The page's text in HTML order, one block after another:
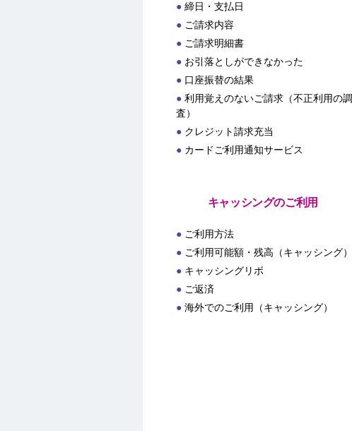
締日・支払日
ご請求内容
ご請求明細書
お引落としができなかった
口座振替の結果
利用覚えのないご請求（不正利用の調
査）
クレジット請求充当
カードご利用通知サービス
キャッシングのご利用
ご利用方法
ご利用可能額・残高（キャッシング）
キャッシングリボ
ご返済
海外でのご利用（キャッシング）